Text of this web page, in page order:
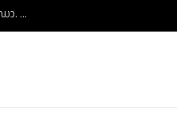
ദുബായിൽ പാസ്‌പോർട്ട് സേവനങ്ങൾ വേഗത്തിലാക്കും: പുതിയ കോൺസൽ ജനറൽ ഡോ. ഇ. വിഷ്ണുവർധൻ റെഡ്ഡി